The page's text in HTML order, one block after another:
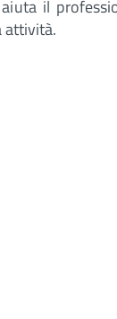
il
attività.